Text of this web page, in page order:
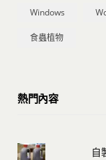
Windows
食蟲植物
熱門內容
自